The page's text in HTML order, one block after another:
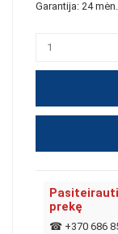
Garantija: 24 mėn.
prekę
☎ +370 686